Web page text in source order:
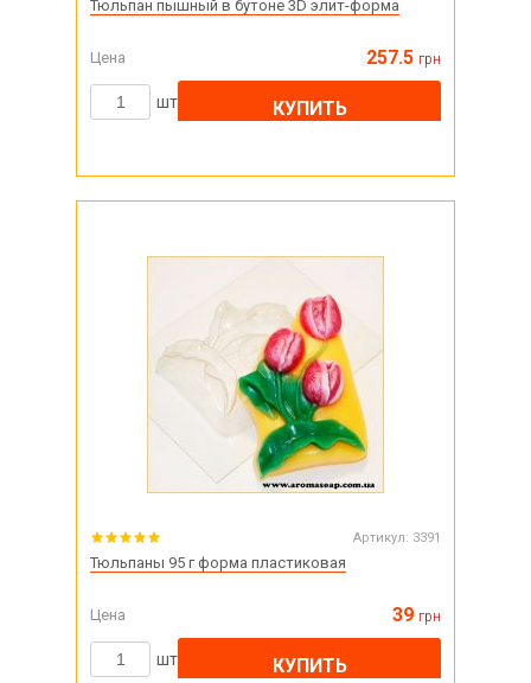
Тюльпан пышный в бутоне 3D элит-форма
Цена 257.5 грн
шт КУПИТЬ
Артикул: 3391
Тюльпаны 95 г форма пластиковая
Цена 39 грн
шт КУПИТЬ